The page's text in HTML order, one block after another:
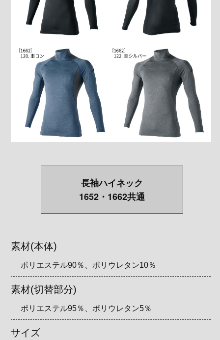
長袖ハイネック
1652・1662共通
素材(本体)
ポリエステル90％、ポリウレタン10％
素材(切替部分)
ポリエステル95％、ポリウレタン5％
サイズ